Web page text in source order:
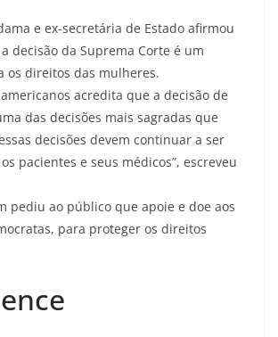
e ex-secretária de Estado afirmou
decisão da Suprema Corte é um
os direitos das mulheres.
acredita que a decisão de
das decisões mais sagradas que
decisões devem continuar a ser
pacientes e seus médicos”, escreveu
pediu ao público que apoie e doe aos
para proteger os direitos